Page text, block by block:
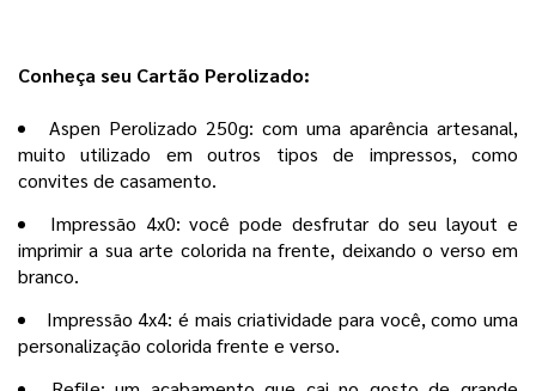
Conheça seu Cartão Perolizado:
Aspen Perolizado 250g: com uma aparência artesanal,
muito utilizado em outros tipos de impressos, como
convites de casamento.
Impressão 4x0: você pode desfrutar do seu layout e
imprimir a sua arte colorida na frente, deixando o verso em
branco.
Impressão 4x4: é mais criatividade para você, como uma
personalização colorida frente e verso.